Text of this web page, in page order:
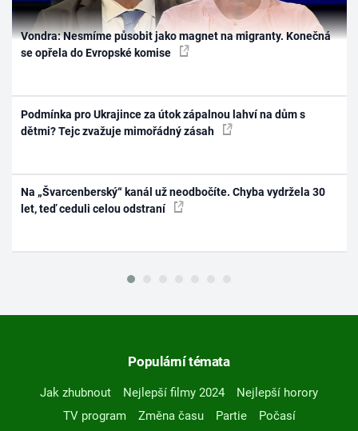
Vondra: Nesmíme působit jako magnet na migranty. Konečná
se opřela do Evropské komise
Podmínka pro Ukrajince za útok zápalnou lahví na dům s
dětmi? Tejc zvažuje mimořádný zásah
Na „Švarcenberský“ kanál už neodbočíte. Chyba vydržela 30
let, teď ceduli celou odstraní
Populární témata
Jak zhubnout Nejlepší filmy 2024
Nejlepší horory
TV program
Změna času Partie
Počasí